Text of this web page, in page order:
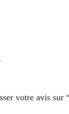
votre avis sur